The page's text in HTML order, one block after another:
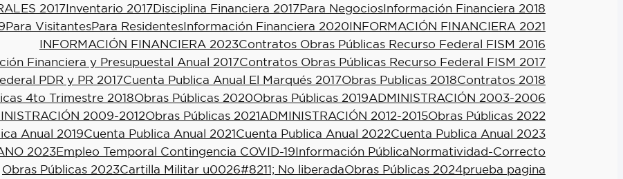
2017Inventario 2017Disciplina Financiera 2017Para NegociosInformación Financiera 2018
Para VisitantesPara ResidentesInformación Financiera 2020INFORMACIÓN FINANCIERA 2021
INFORMACIÓN FINANCIERA 2023Contratos Obras Públicas Recurso Federal FISM 2016
Financiera y Presupuestal Anual 2017Contratos Obras Públicas Recurso Federal FISM 2017
PDR y PR 2017Cuenta Publica Anual El Marqués 2017Obras Publicas 2018Contratos 2018
4to Trimestre 2018Obras Públicas 2020Obras Públicas 2019ADMINISTRACIÓN 2003-2006
2009-2012Obras Públicas 2021ADMINISTRACIÓN 2012-2015Obras Públicas 2022
Anual 2019Cuenta Publica Anual 2021Cuenta Publica Anual 2022Cuenta Publica Anual 2023
2023Empleo Temporal Contingencia COVID-19Información PúblicaNormatividad-Correcto
Obras Públicas 2023Cartilla Militar u0026#8211; No liberadaObras Públicas 2024prueba pagina